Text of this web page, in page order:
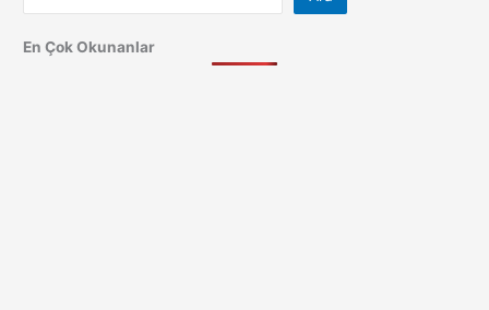
En Çok Okunanlar